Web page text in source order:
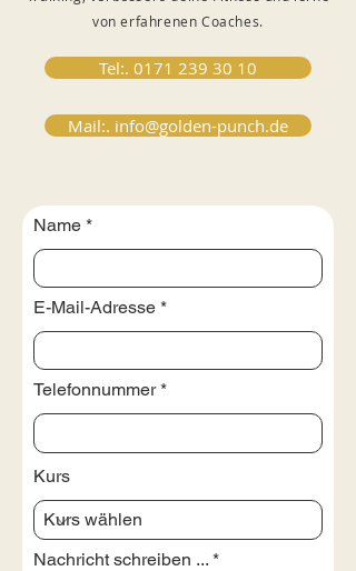
von erfahrenen Coaches.
Tel:. 0171 239 30 10
Mail:. info@golden-punch.de
Name
E-Mail-Adresse
Telefonnummer
Kurs
Nachricht schreiben ...